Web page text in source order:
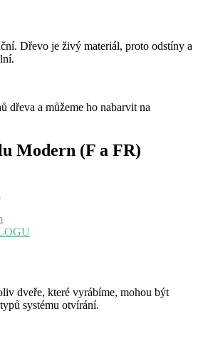
Dřevo je živý materiál, proto odstíny a
dřeva a můžeme ho nabarvit na
Modern (F a FR)
dveře, které vyrábíme, mohou být
systému otvírání.